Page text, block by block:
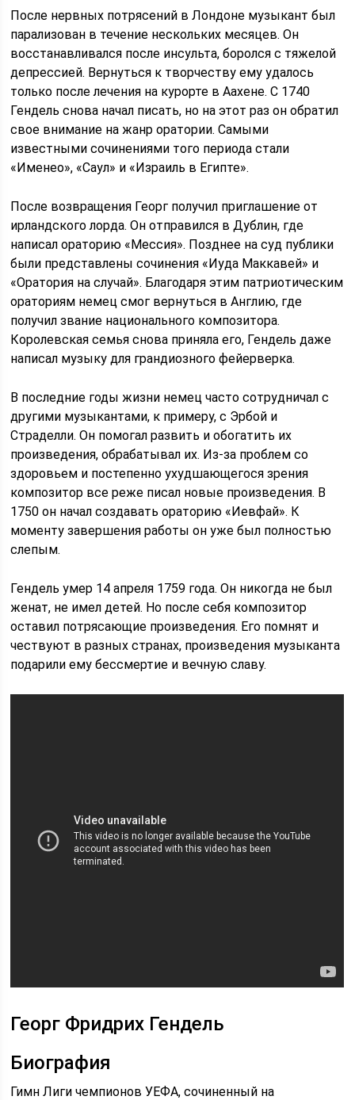
После нервных потрясений в Лондоне музыкант был
парализован в течение нескольких месяцев. Он
восстанавливался после инсульта, боролся с тяжелой
депрессией. Вернуться к творчеству ему удалось
только после лечения на курорте в Аахене. С 1740
Гендель снова начал писать, но на этот раз он обратил
свое внимание на жанр оратории. Самыми
известными сочинениями того периода стали
«Именео», «Саул» и «Израиль в Египте».
После возвращения Георг получил приглашение от
ирландского лорда. Он отправился в Дублин, где
написал ораторию «Мессия». Позднее на суд публики
были представлены сочинения «Иуда Маккавей» и
«Оратория на случай». Благодаря этим патриотическим
ораториям немец смог вернуться в Англию, где
получил звание национального композитора.
Королевская семья снова приняла его, Гендель даже
написал музыку для грандиозного фейерверка.
В последние годы жизни немец часто сотрудничал с
другими музыкантами, к примеру, с Эрбой и
Страделли. Он помогал развить и обогатить их
произведения, обрабатывал их. Из-за проблем со
здоровьем и постепенно ухудшающегося зрения
композитор все реже писал новые произведения. В
1750 он начал создавать ораторию «Иевфай». К
моменту завершения работы он уже был полностью
слепым.
Гендель умер 14 апреля 1759 года. Он никогда не был
женат, не имел детей. Но после себя композитор
оставил потрясающие произведения. Его помнят и
чествуют в разных странах, произведения музыканта
подарили ему бессмертие и вечную славу.
Георг Фридрих Гендель
Биография
Гимн Лиги чемпионов УЕФА, сочиненный на